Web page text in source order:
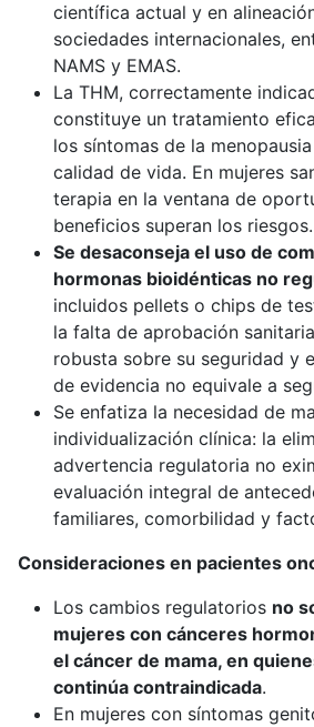
científica actual y en
sociedades internacionales,
NAMS y EMAS.
La THM, correctamente
constituye un tratamiento
los síntomas de la
calidad de vida. En mujeres
terapia en la ventana de
beneficios superan los riesgos.
Se desaconseja el uso de
hormonas bioidénticas no
incluidos pellets o chips de
la falta de aprobación
robusta sobre su seguridad y
de evidencia no equivale a
Se enfatiza la necesidad de
individualización clínica: la
advertencia regulatoria no
evaluación integral de
familiares, comorbilidad y
Consideraciones en pacientes
Los cambios regulatorios no
mujeres con cánceres
el cáncer de mama, en
continúa contraindicada.
En mujeres con síntomas